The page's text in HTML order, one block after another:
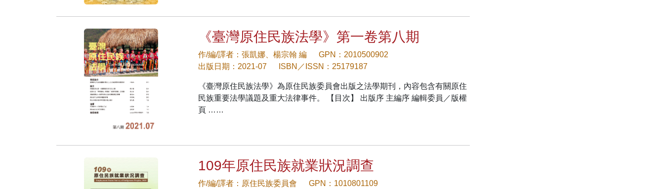
《臺灣原住民族法學》第一卷第八期
作/編/譯者：張凱娜、楊宗翰 編
GPN：2010500902
出版日期：2021-07
ISBN／ISSN：25179187
《臺灣原住民族法學》為原住民族委員會出版之法學期刊，內容包含有關原住
民族重要法學議題及重大法律事件。 【目次】 出版序 主編序 編輯委員／版權
頁 ……
109年原住民族就業狀況調查
作/編/譯者：原住民族委員會
GPN：1010801109